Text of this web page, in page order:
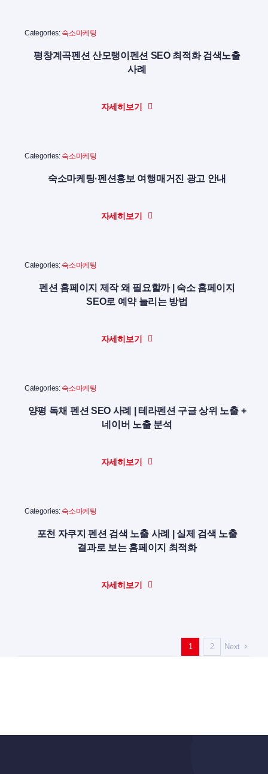
Categories: 숙소마케팅
평창계곡펜션 산모랭이펜션 SEO 최적화 검색노출
사례
자세히보기
Categories: 숙소마케팅
숙소마케팅·펜션홍보 여행매거진 광고 안내
자세히보기
Categories: 숙소마케팅
펜션 홈페이지 제작 왜 필요할까 | 숙소 홈페이지
SEO로 예약 늘리는 방법
자세히보기
Categories: 숙소마케팅
양평 독채 펜션 SEO 사례 | 테라펜션 구글 상위 노출 +
네이버 노출 분석
자세히보기
Categories: 숙소마케팅
포천 자쿠지 펜션 검색 노출 사례 | 실제 검색 노출
결과로 보는 홈페이지 최적화
자세히보기
1 2 Next